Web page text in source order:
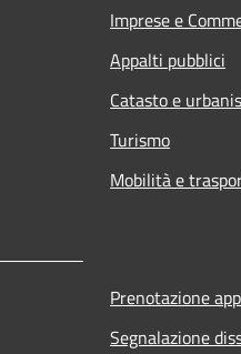
Imprese e
Appalti pubblici
Catasto e
Turismo
Mobilità e
Prenotazione
Segnalazione